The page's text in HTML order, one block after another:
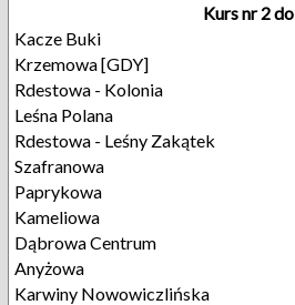
Kurs nr 2 do
Kacze Buki
Krzemowa [GDY]
Rdestowa - Kolonia
Leśna Polana
Rdestowa - Leśny Zakątek
Szafranowa
Paprykowa
Kameliowa
Dąbrowa Centrum
Anyżowa
Karwiny Nowowiczlińska